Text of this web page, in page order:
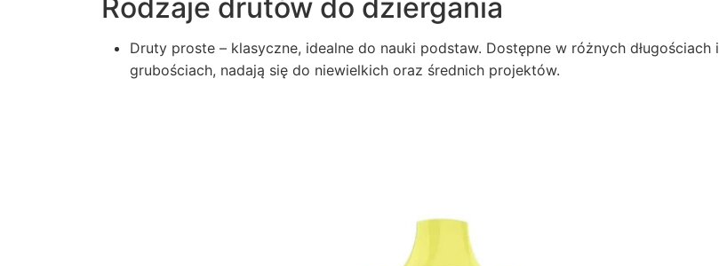
Rodzaje drutów do dziergania
Druty proste – klasyczne, idealne do nauki podstaw. Dostępne w różnych długościach i
grubościach, nadają się do niewielkich oraz średnich projektów.